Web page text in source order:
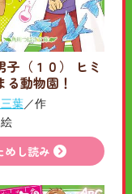
子（１０） ヒミ
る動物園！
葉／作
めし読み